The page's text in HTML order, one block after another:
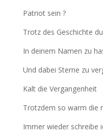
Patriot sein ?
Trotz des Geschichte
In deinem Namen zu
Und dabei Sterne zu
Kalt die Vergangenheit
Trotzdem so warm die
Immer wieder schreibe